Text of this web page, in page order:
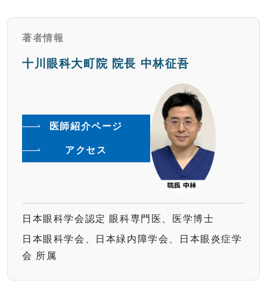
著者情報
十川眼科大町院 院長 中林征吾
医師紹介ページ
アクセス
日本眼科学会認定 眼科専門医、医学博士
日本眼科学会、日本緑内障学会、日本眼炎症学
会 所属